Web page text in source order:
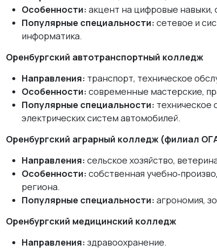
Особенности: акцент на цифровые навыки,
Популярные специальности: сетевое и
информатика.
Оренбургский автотранспортный колледж
Направления: транспорт, техническое
Особенности: современные мастерские,
Популярные специальности: техническое
электрических систем автомобилей.
Оренбургский аграрный колледж (филиал
Направления: сельское хозяйство,
Особенности: собственная
региона.
Популярные специальности: агрономия,
Оренбургский медицинский колледж
Направления: здравоохранение.